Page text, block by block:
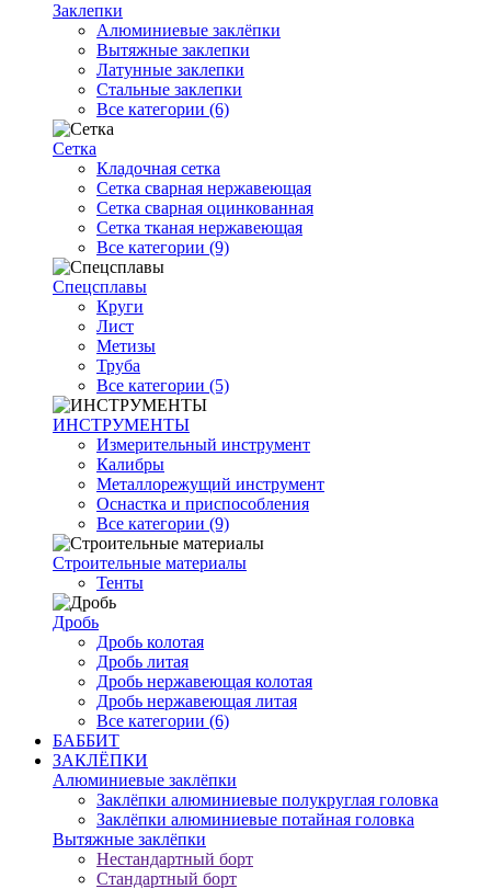
Заклепки
Алюминиевые заклёпки
Вытяжные заклепки
Латунные заклепки
Стальные заклепки
Все категории (6)
Сетка
Кладочная сетка
Сетка сварная нержавеющая
Сетка сварная оцинкованная
Сетка тканая нержавеющая
Все категории (9)
Спецсплавы
Круги
Лист
Метизы
Труба
Все категории (5)
ИНСТРУМЕНТЫ
Измерительный инструмент
Калибры
Металлорежущий инструмент
Оснастка и приспособления
Все категории (9)
Строительные материалы
Тенты
Дробь
Дробь колотая
Дробь литая
Дробь нержавеющая колотая
Дробь нержавеющая литая
Все категории (6)
БАББИТ
ЗАКЛЁПКИ
Алюминиевые заклёпки
Заклёпки алюминиевые полукруглая головка
Заклёпки алюминиевые потайная головка
Вытяжные заклёпки
Нестандартный борт
Стандартный борт